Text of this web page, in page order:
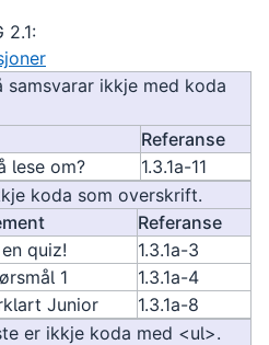
2.1:
ikkje med koda
Referanse
lese om?
1.3.1a-11
koda som overskrift.
Referanse
quiz!
1.3.1a-3
1
1.3.1a-4
Junior
1.3.1a-8
er ikkje koda med <ul>.